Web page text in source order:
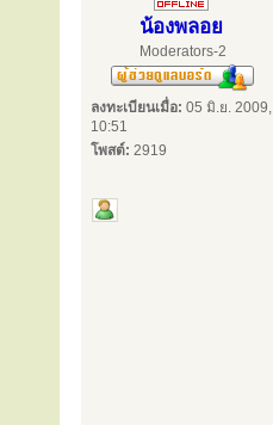
น้องพลอย
Moderators-2
ลงทะเบียนเมื่อ: 05 มิ.ย. 2009,
10:51
โพสต์: 2919